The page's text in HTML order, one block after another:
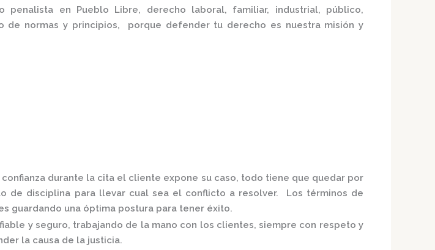
penalista en Pueblo Libre,
derecho laboral, familiar, industrial, público,
de normas y principios, porque defender tu derecho es nuestra misión y
durante la cita el cliente expone su caso, todo tiene que quedar por
de disciplina para llevar cual sea el conflicto a resolver. Los términos de
guardando una óptima postura para tener éxito.
y seguro, trabajando de la mano con los clientes, siempre con respeto y
la causa de la justicia.